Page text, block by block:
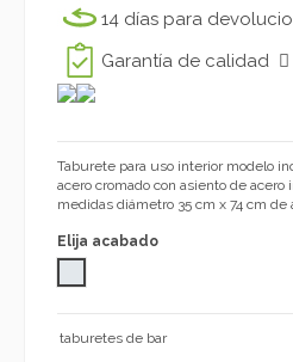
14 días para
Garantía de calidad
Taburete para uso interior modelo
acero cromado con asiento de
medidas diámetro 35 cm x 74 cm de
Elija acabado
taburetes de bar